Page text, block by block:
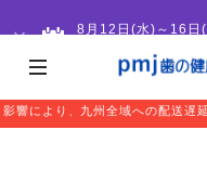
8月12日(水)～16日
影響により、九州全域への配送遅